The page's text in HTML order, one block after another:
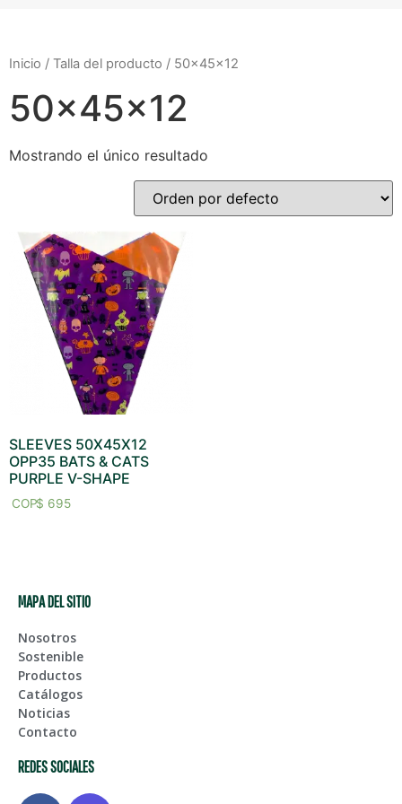
Inicio / Talla del producto / 50x45x12
50x45x12
Mostrando el único resultado
SLEEVES 50X45X12
OPP35 BATS & CATS
PURPLE V-SHAPE
$ 695
MAPA DEL SITIO
Nosotros
Sostenible
Productos
Catálogos
Noticias
Contacto
REDES SOCIALES